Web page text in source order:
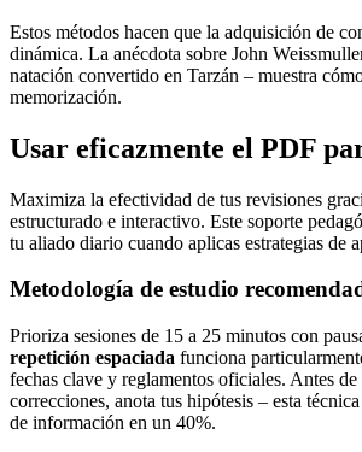
Estos métodos hacen que la adquisición de
dinámica. La anécdota sobre John
natación convertido en Tarzán – muestra
memorización.
Usar eficazmente el PDF
Maximiza la efectividad de tus revisiones
estructurado e interactivo. Este soporte
tu aliado diario cuando aplicas estrategias de
Metodología de estudio
Prioriza sesiones de 15 a 25 minutos con
repetición espaciada funciona
fechas clave y reglamentos oficiales. Antes de
correcciones, anota tus hipótesis – esta
de información en un 40%.